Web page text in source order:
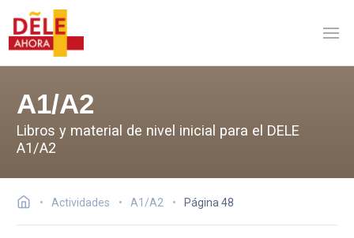
A1/A2
Libros y material de nivel inicial para el DELE
A1/A2
Actividades A1/A2 Página 48